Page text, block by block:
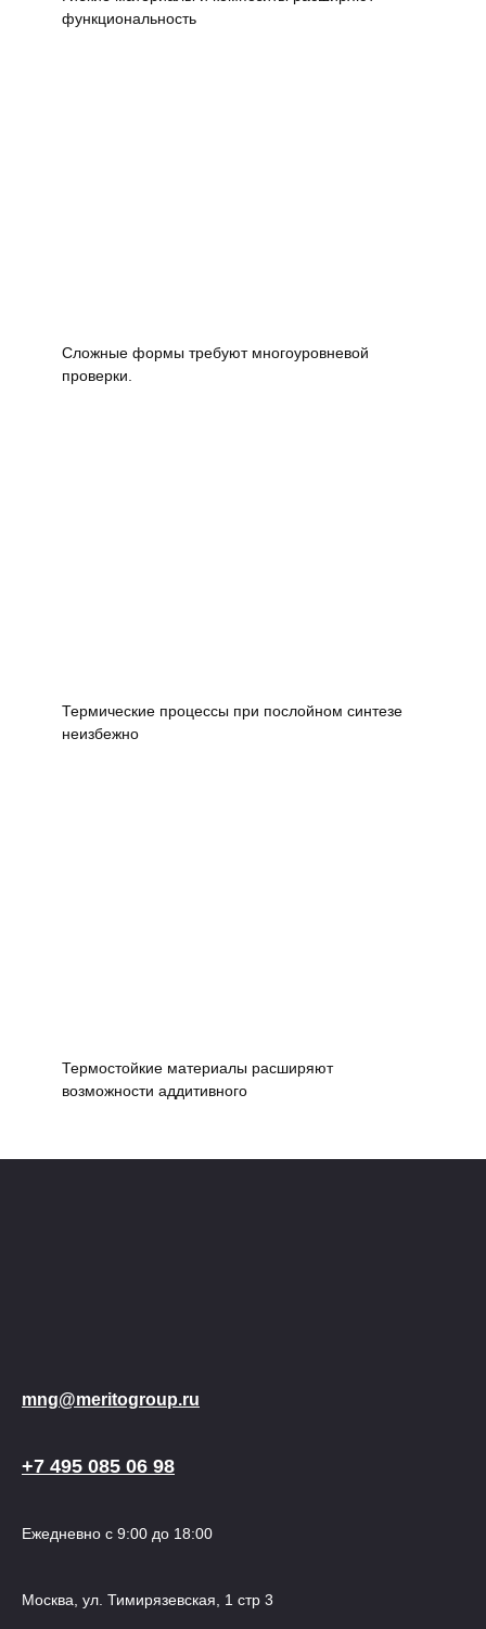
функциональность
Сложные формы требуют многоуровневой
проверки.
Термические процессы при послойном синтезе
неизбежно
Термостойкие материалы расширяют
возможности аддитивного
mng@meritogroup.ru
+7 495 085 06 98
Ежедневно с 9:00 до 18:00
Москва, ул. Тимирязевская, 1 стр 3